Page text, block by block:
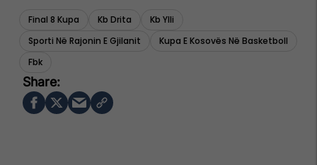
Final 8 Kupa Kb Drita
Kb Ylli
Sporti Në Rajonin E Gjilanit
Kupa E Kosovës Në Basketboll
Fbk